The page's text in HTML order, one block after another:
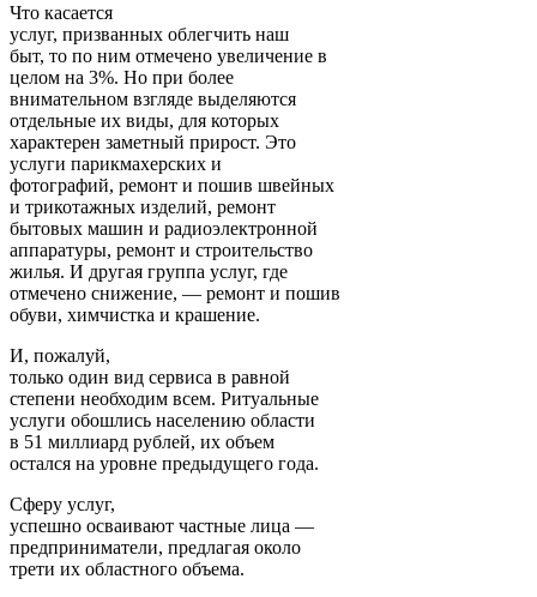
Что касается
услуг, призванных облегчить наш
быт, то по ним отмечено увеличение в
целом на 3%. Но при более
внимательном взгляде выделяются
отдельные их виды, для которых
характерен заметный прирост. Это
услуги парикмахерских и
фотографий, ремонт и пошив швейных
и трикотажных изделий, ремонт
бытовых машин и радиоэлектронной
аппаратуры, ремонт и строительство
жилья. И другая группа услуг, где
отмечено снижение, — ремонт и пошив
обуви, химчистка и крашение.
И, пожалуй,
только один вид сервиса в равной
степени необходим всем. Ритуальные
услуги обошлись населению области
в 51 миллиард рублей, их объем
остался на уровне предыдущего года.
Сферу услуг,
успешно осваивают частные лица —
предприниматели, предлагая около
трети их областного объема.